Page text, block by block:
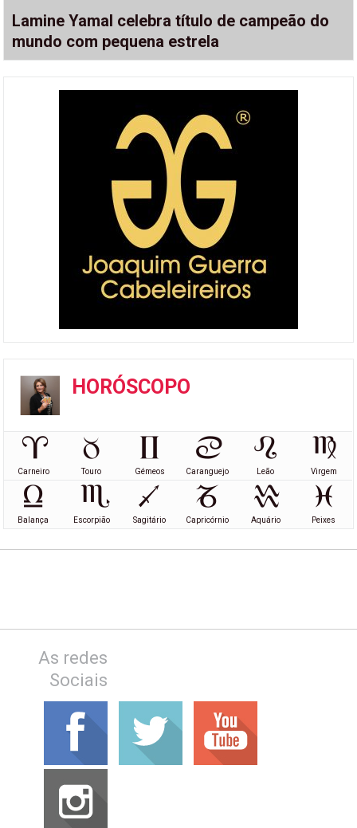
Lamine Yamal celebra título de campeão do
mundo com pequena estrela
HORÓSCOPO
Carneiro Touro Gémeos Caranguejo Leão Virgem
Balança Escorpião Sagitário Capricórnio Aquário Peixes
As redes
Sociais